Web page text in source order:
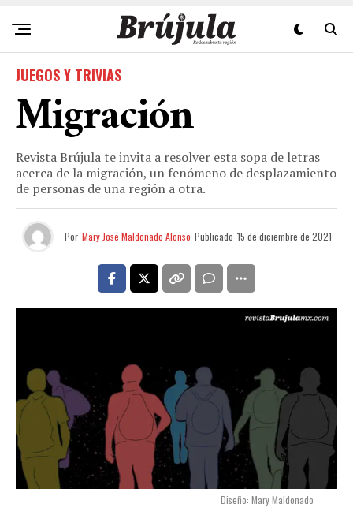
JUEGOS Y TRIVIAS
Migración
Revista Brújula te invita a resolver esta sopa de letras
acerca de la migración, un fenómeno de desplazamiento
de personas de una región a otra.
Por Mary Jose Maldonado Alonso Publicado 15 de diciembre de 2021
Diseño: Mary Maldonado